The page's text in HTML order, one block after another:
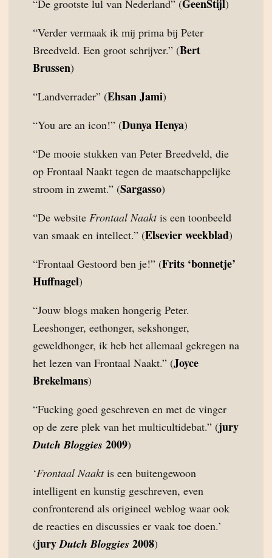
“De grootste lul van Nederland” (GeenStijl)
“Verder vermaak ik mij prima bij Peter
Breedveld. Een groot schrijver.” (Bert
Brussen)
“Landverrader” (Ehsan Jami)
“You are an icon!” (Dunya Henya)
“De mooie stukken van Peter Breedveld, die
op Frontaal Naakt tegen de maatschappelijke
stroom in zwemt.” (Sargasso)
“De website Frontaal Naaktis een toonbeeld
van smaak en intellect.” (Elsevier weekblad)
“Frontaal Gestoord ben je!” (Frits ‘bonnetje’
Huffnagel)
“Jouw blogs maken hongerig Peter.
Leeshonger, eethonger, sekshonger,
geweldhonger, ik heb het allemaal gekregen na
het lezen van Frontaal Naakt.” (Joyce
Brekelmans)
“Fucking goed geschreven en met de vinger
op de zere plek van het multicultidebat.” (jury
Dutch Bloggies 2009)
‘Frontaal Naaktis een buitengewoon
intelligent en kunstig geschreven, even
confronterend als origineel weblog waar ook
de reacties en discussies er vaak toe doen.’
(juryDutch Bloggies 2008)